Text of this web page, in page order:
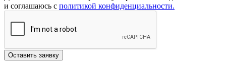
и соглашаюсь с политикой конфиденциальности.